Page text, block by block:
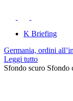
K Briefing
Germania, ordini
Leggi tutto
Sfondo scuro Sfondo